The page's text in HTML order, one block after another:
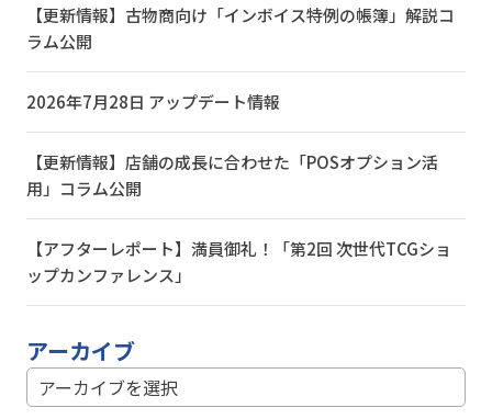
【更新情報】古物商向け「インボイス特例の帳簿」解説コ
ラム公開
2026年7月28日 アップデート情報
【更新情報】店舗の成長に合わせた「POSオプション活
用」コラム公開
【アフターレポート】満員御礼！「第2回 次世代TCGショ
ップカンファレンス」
アーカイブ